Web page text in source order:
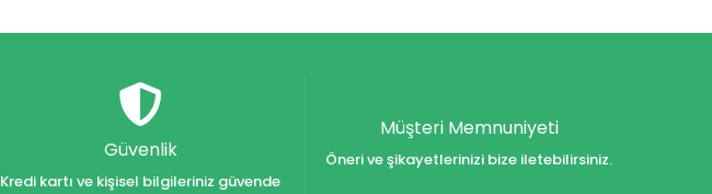
Güvenlik
Kredi kartı ve kişisel bilgileriniz güvende
Müşteri Memnuniyeti
Öneri ve şikayetlerinizi bize iletebilirsiniz.